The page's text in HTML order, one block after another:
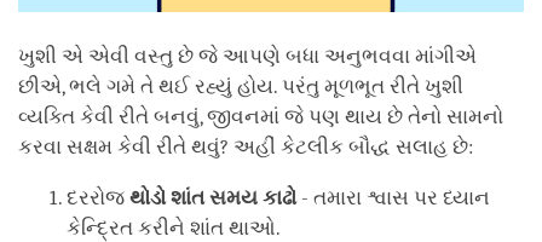
ખુશી એ એવી વસ્તુ છે જે આપણે બધા અનુભવવા માંગીએ
છીએ, ભલે ગમે તે થઈ રહ્યું હોય. પરંતુ મૂળભૂત રીતે ખુશી
વ્યક્તિ કેવી રીતે બનવું, જીવનમાં જે પણ થાય છે તેનો સામનો
કરવા સક્ષમ કેવી રીતે થવું? અહીં કેટલીક બૌદ્ધ સલાહ છે:
દરરોજથોડો શાંત સમય કાઢો- તમારા શ્વાસ પર ધ્યાન
કેન્દ્રિત કરીને શાંત થાઓ.